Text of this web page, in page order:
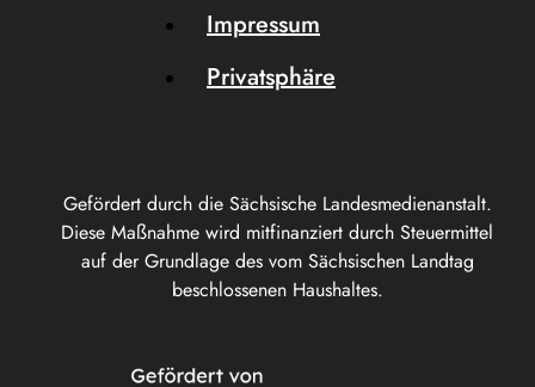
Gefördert durch die Sächsische Landesmedienanstalt.
Diese Maßnahme wird mitfinanziert durch Steuermittel
auf der Grundlage des vom Sächsischen Landtag
beschlossenen Haushaltes.
Impressum
Privatsphäre